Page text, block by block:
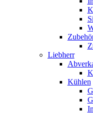
Liebherr
Kühlen